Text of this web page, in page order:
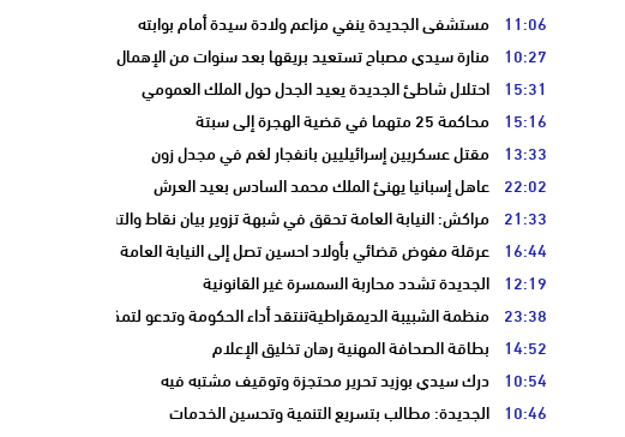
11:06 مستشفى الجديدة ينفي مزاعم ولادة سيدة أمام بوابته
10:27 منارة سيدي مصباح تستعيد بريقها بعد سنوات من الإهمال
15:31 احتلال شاطئ الجديدة يعيد الجدل حول الملك العمومي
15:16 محاكمة 25 متهما في قضية الهجرة إلى سبتة
13:33 مقتل عسكريين إسرائيليين بانفجار لغم في مجدل زون
22:02 عاهل إسبانيا يهنئ الملك محمد السادس بعيد العرش
21:33 مراكش: النيابة العامة تحقق في شبهة تزوير بيان نقاط والتشهير بطالب
16:44 عرقلة مفوض قضائي بأولاد احسين تصل إلى النيابة العامة
12:19 الجديدة تشدد محاربة السمسرة غير القانونية
23:38 منظمة الشبيبة الديمقراطيةتنتقد أداء الحكومة وتدعو لتمكين الشباب
14:52 بطاقة الصحافة المهنية رهان تخليق الإعلام
10:54 درك سيدي بوزيد تحرير محتجزة وتوقيف مشتبه فيه
10:46 الجديدة: مطالب بتسريع التنمية وتحسين الخدمات